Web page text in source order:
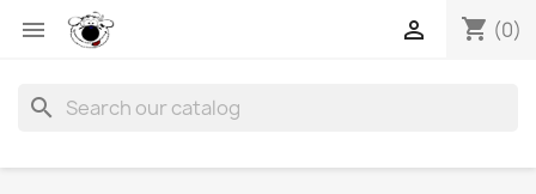
 shopping_cart (0)

search